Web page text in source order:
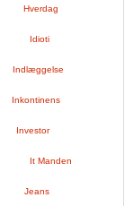
Hverdag
Idioti
Indlæggelse
Inkontinens
Investor
It Manden
Jeans